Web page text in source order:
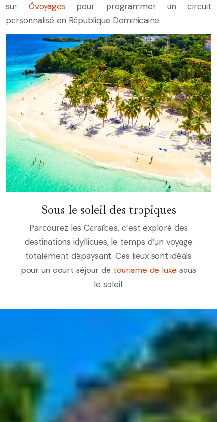
surÔvoyages pour programmer un circuit
personnalisé en République Dominicaine.
Sous le soleil des tropiques
Parcourez les Caraïbes, c’est exploré des
destinations idylliques, le temps d’un voyage
totalement dépaysant. Ces lieux sont idéals
pour un court séjour de tourisme de luxe sous
le soleil.